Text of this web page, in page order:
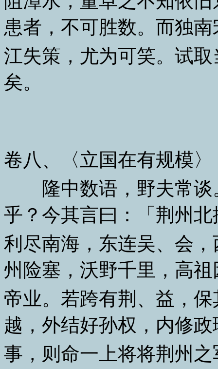
患者，不可胜数。而独
江失策，尤为可笑。试
矣。
卷八、〈立国在有规模
隆中数语，野夫常谈
乎？今其言曰：「荆州
利尽南海，东连吴、会
州险塞，沃野千里，高
帝业。若跨有荆、益，
越，外结好孙权，内修
事，则命一上将将荆州